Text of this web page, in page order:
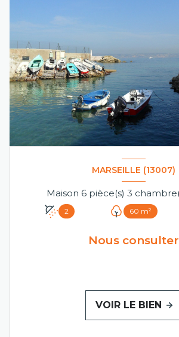
MARSEILLE (13007)
2 60 m²
Nous consulter
VOIR LE BIEN